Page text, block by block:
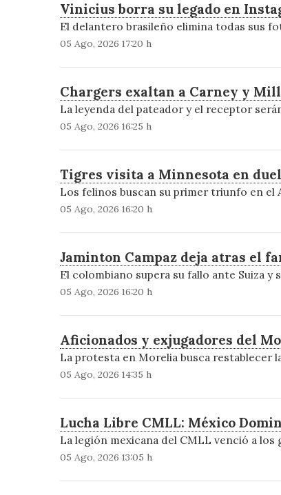
Vinicius borra su legado en
El delantero brasileño elimina todas sus
05 Ago, 2026 17:20 h
Chargers exaltan a Carney y
La leyenda del pateador y el receptor
05 Ago, 2026 16:25 h
Tigres visita a Minnesota en
Los felinos buscan su primer triunfo en el
05 Ago, 2026 16:20 h
Jaminton Campaz deja atras el
El colombiano supera su fallo ante Suiza
05 Ago, 2026 16:20 h
Aficionados y exjugadores del
La protesta en Morelia busca restablecer
05 Ago, 2026 14:35 h
Lucha Libre CMLL: México
La legión mexicana del CMLL venció a
05 Ago, 2026 13:05 h